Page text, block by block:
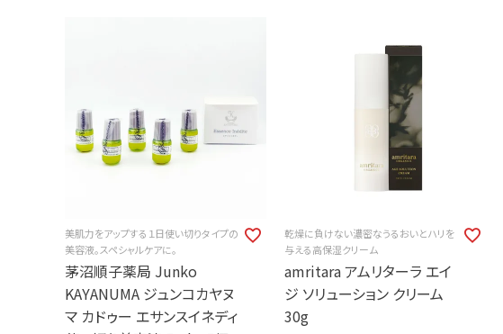
美肌力をアップする１日使い切りタイプの
美容液。スペシャルケアに。
茅沼順子薬局 Junko
KAYANUMA ジュンコカヤヌ
マ カドゥー エサンスイネディ
乾燥に負けない濃密なうるおいとハリを
与える高保湿クリーム
amritara アムリターラ エイ
ジ ソリューション クリーム
30g